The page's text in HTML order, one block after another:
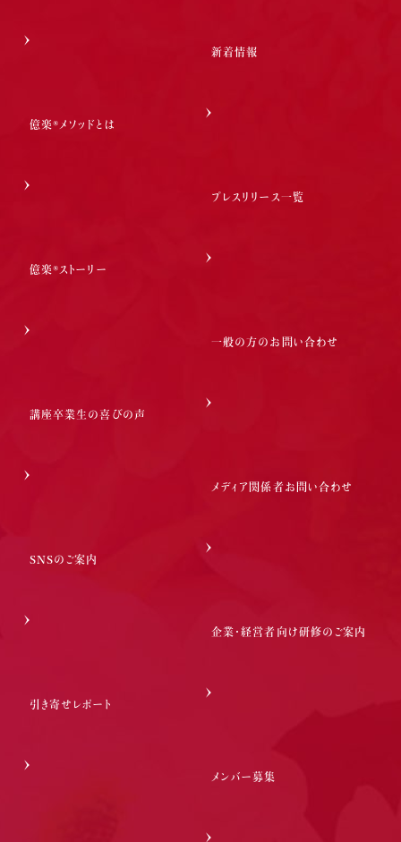
億楽®メソッドとは
億楽®ストーリー
講座卒業生の喜びの声
SNSのご案内
引き寄せレポート
新着情報
プレスリリース一覧
一般の方のお問い合わせ
メディア関係者お問い合わせ
企業・経営者向け研修のご案内
メンバー募集